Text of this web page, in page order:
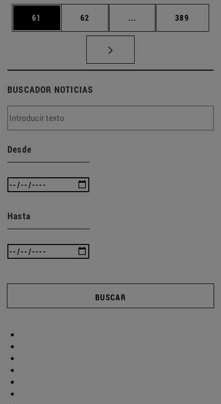
Página
61 Página
62 ... Páginas intermedias
Página
389
BUSCADOR NOTICIAS
Desde
Hasta
BUSCAR